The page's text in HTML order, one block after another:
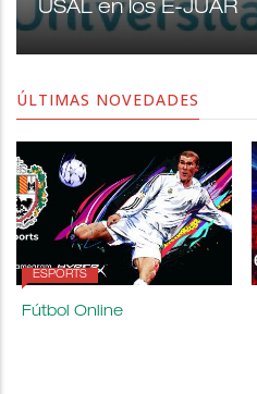
USAL en los E-JUAR
ÚLTIMAS NOVEDADES
ESPORTS
Fútbol Online